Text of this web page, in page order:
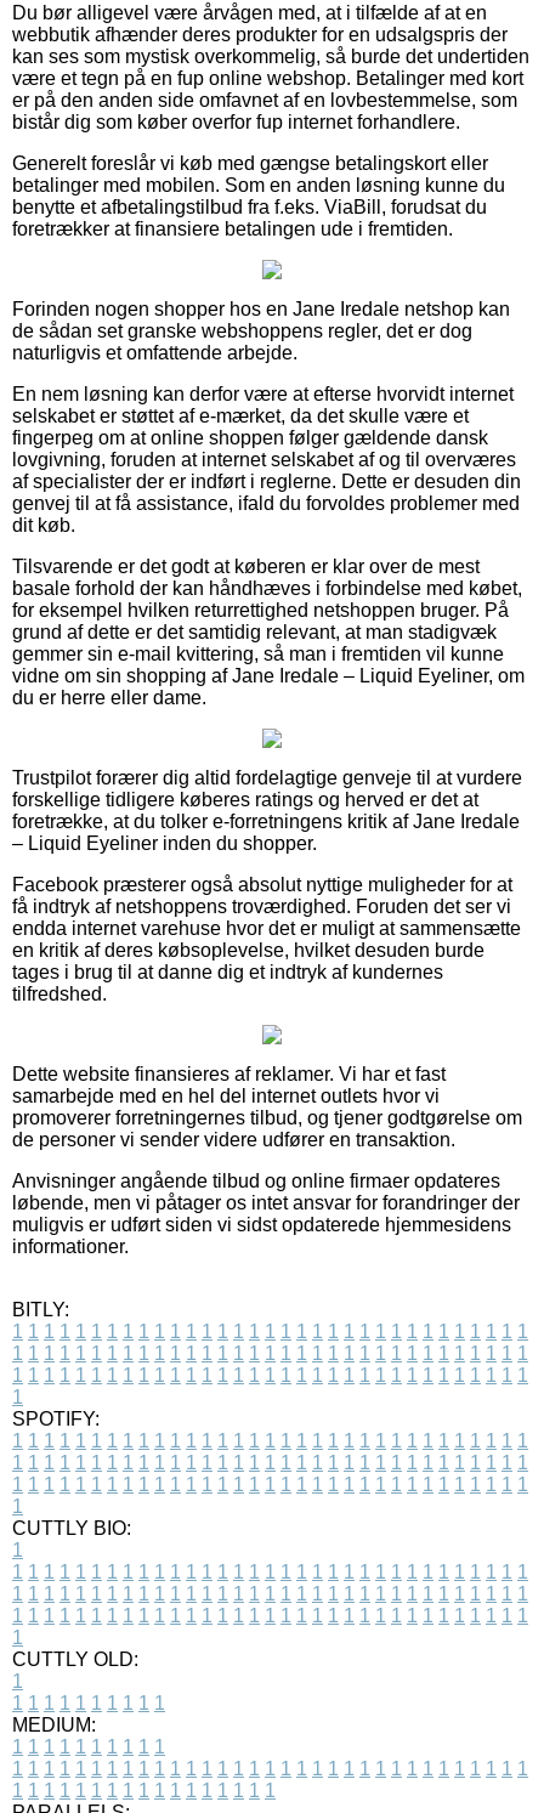
Du bør alligevel være årvågen med, at i tilfælde af at en
webbutik afhænder deres produkter for en udsalgspris der
kan ses som mystisk overkommelig, så burde det undertiden
være et tegn på en fup online webshop. Betalinger med kort
er på den anden side omfavnet af en lovbestemmelse, som
bistår dig som køber overfor fup internet forhandlere.
Generelt foreslår vi køb med gængse betalingskort eller
betalinger med mobilen. Som en anden løsning kunne du
benytte et afbetalingstilbud fra f.eks. ViaBill, forudsat du
foretrækker at finansiere betalingen ude i fremtiden.
Forinden nogen shopper hos en Jane Iredale netshop kan
de sådan set granske webshoppens regler, det er dog
naturligvis et omfattende arbejde.
En nem løsning kan derfor være at efterse hvorvidt internet
selskabet er støttet af e-mærket, da det skulle være et
fingerpeg om at online shoppen følger gældende dansk
lovgivning, foruden at internet selskabet af og til overværes
af specialister der er indført i reglerne. Dette er desuden din
genvej til at få assistance, ifald du forvoldes problemer med
dit køb.
Tilsvarende er det godt at køberen er klar over de mest
basale forhold der kan håndhæves i forbindelse med købet,
for eksempel hvilken returrettighed netshoppen bruger. På
grund af dette er det samtidig relevant, at man stadigvæk
gemmer sin e-mail kvittering, så man i fremtiden vil kunne
vidne om sin shopping af Jane Iredale – Liquid Eyeliner, om
du er herre eller dame.
Trustpilot forærer dig altid fordelagtige genveje til at vurdere
forskellige tidligere køberes ratings og herved er det at
foretrække, at du tolker e-forretningens kritik af Jane Iredale
– Liquid Eyeliner inden du shopper.
Facebook præsterer også absolut nyttige muligheder for at
få indtryk af netshoppens troværdighed. Foruden det ser vi
endda internet varehuse hvor det er muligt at sammensætte
en kritik af deres købsoplevelse, hvilket desuden burde
tages i brug til at danne dig et indtryk af kundernes
tilfredshed.
Dette website finansieres af reklamer. Vi har et fast
samarbejde med en hel del internet outlets hvor vi
promoverer forretningernes tilbud, og tjener godtgørelse om
de personer vi sender videre udfører en transaktion.
Anvisninger angående tilbud og online firmaer opdateres
løbende, men vi påtager os intet ansvar for forandringer der
muligvis er udført siden vi sidst opdaterede hjemmesidens
informationer.
BITLY:
1 1 1 1 1 1 1 1 1 1 1 1 1 1 1 1 1 1 1 1 1 1 1 1 1 1 1 1 1 1 1 1 1
1 1 1 1 1 1 1 1 1 1 1 1 1 1 1 1 1 1 1 1 1 1 1 1 1 1 1 1 1 1 1 1 1
1 1 1 1 1 1 1 1 1 1 1 1 1 1 1 1 1 1 1 1 1 1 1 1 1 1 1 1 1 1 1 1 1
1
SPOTIFY:
1 1 1 1 1 1 1 1 1 1 1 1 1 1 1 1 1 1 1 1 1 1 1 1 1 1 1 1 1 1 1 1 1
1 1 1 1 1 1 1 1 1 1 1 1 1 1 1 1 1 1 1 1 1 1 1 1 1 1 1 1 1 1 1 1 1
1 1 1 1 1 1 1 1 1 1 1 1 1 1 1 1 1 1 1 1 1 1 1 1 1 1 1 1 1 1 1 1 1
1
CUTTLY BIO:
1
1 1 1 1 1 1 1 1 1 1 1 1 1 1 1 1 1 1 1 1 1 1 1 1 1 1 1 1 1 1 1 1 1
1 1 1 1 1 1 1 1 1 1 1 1 1 1 1 1 1 1 1 1 1 1 1 1 1 1 1 1 1 1 1 1 1
1 1 1 1 1 1 1 1 1 1 1 1 1 1 1 1 1 1 1 1 1 1 1 1 1 1 1 1 1 1 1 1 1
1
CUTTLY OLD:
1
1 1 1 1 1 1 1 1 1 1
MEDIUM:
1 1 1 1 1 1 1 1 1 1
1 1 1 1 1 1 1 1 1 1 1 1 1 1 1 1 1 1 1 1 1 1 1 1 1 1 1 1 1 1 1 1 1
1 1 1 1 1 1 1 1 1 1 1 1 1 1 1 1 1